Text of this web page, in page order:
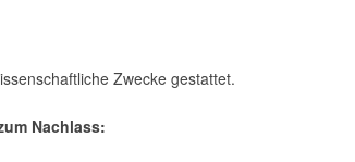
Zwecke gestattet.
Nachlass: